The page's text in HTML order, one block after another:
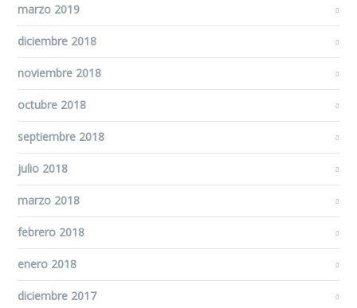
marzo 2019
diciembre 2018
noviembre 2018
octubre 2018
septiembre 2018
julio 2018
marzo 2018
febrero 2018
enero 2018
diciembre 2017